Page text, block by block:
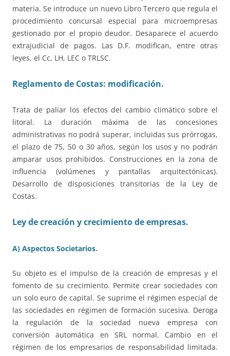
materia. Se introduce un nuevo Libro Tercero que regula el
procedimiento concursal especial para microempresas
gestionado por el propio deudor. Desaparece el acuerdo
extrajudicial de pagos. Las D.F. modifican, entre otras
leyes, el Cc, LH, LEC o TRLSC.
Reglamento de Costas: modificación.
Trata de paliar los efectos del cambio climático sobre el
litoral. La duración máxima de las concesiones
administrativas no podrá superar, incluidas sus prórrogas,
el plazo de 75, 50 o 30 años, según los usos y no podrán
amparar usos prohibidos. Construcciones en la zona de
influencia (volúmenes y pantallas arquitectónicas).
Desarrollo de disposiciones transitorias de la Ley de
Costas.
Ley de creación y crecimiento de empresas.
A) Aspectos Societarios.
Su objeto es el impulso de la creación de empresas y el
fomento de su crecimiento. Permite crear sociedades con
un solo euro de capital. Se suprime el régimen especial de
las sociedades en régimen de formación sucesiva. Deroga
la regulación de la sociedad nueva empresa con
conversión automática en SRL normal. Cambio en el
régimen de los empresarios de responsabilidad limitada.